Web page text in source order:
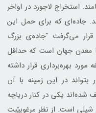
استخراج لاجورد در اواخر
آغاز شد. جاده‌ای که برای حمل این
می‌گرفت "جاده‌ی بزرگ
معدن جهان است که حداقل
مورد بهره‌بردارى قرار داشته
در اين زمينه با آن
يکى در کنار درياچه
سيبرى و همچنين اوکال[4] در شيلى است. از نظر مرغوبيّبت